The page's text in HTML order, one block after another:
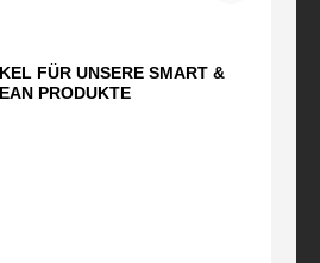
FÜR UNSERE SMART &
PRODUKTE